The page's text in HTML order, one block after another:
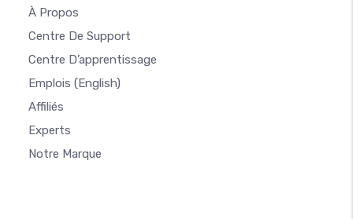
À Propos
Centre De Support
Centre D’apprentissage
Emplois (English)
Affiliés
Experts
Notre Marque